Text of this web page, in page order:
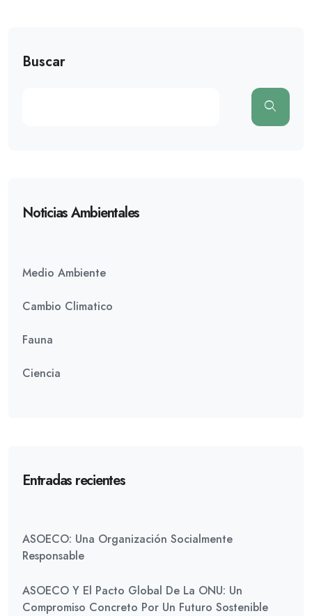
Buscar
Noticias Ambientales
Medio Ambiente
Cambio Climatico
Fauna
Ciencia
Entradas recientes
ASOECO: Una Organización Socialmente
Responsable
ASOECO Y El Pacto Global De La ONU: Un
Compromiso Concreto Por Un Futuro Sostenible